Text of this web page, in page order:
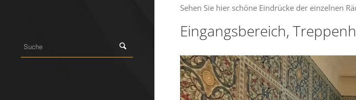
Sehen Sie hier schöne Eindrücke der einzelnen
Eingangsbereich,